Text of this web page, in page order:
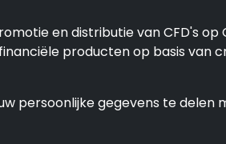
en distributie van CFD's
producten op basis van
persoonlijke gegevens te delen